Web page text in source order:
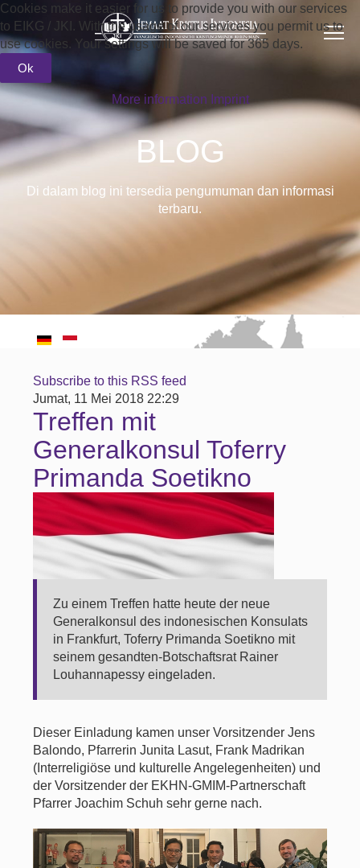
BLOG
Di dalam blog ini tersedia pengumuman dan informasi
terbaru.
Subscribe to this RSS feed
Jumat, 11 Mei 2018 22:29
Treffen mit
Generalkonsul Toferry
Primanda Soetikno
Zu einem Treffen hatte heute der neue
Generalkonsul des indonesischen Konsulats
in Frankfurt, Toferry Primanda Soetikno mit
seinem gesandten-Botschaftsrat Rainer
Louhannapessy eingeladen.
Dieser Einladung kamen unser Vorsitzender Jens
Balondo, Pfarrerin Junita Lasut, Frank Madrikan
(Interreligiöse und kulturelle Angelegenheiten) und
der Vorsitzender der EKHN-GMIM-Partnerschaft
Pfarrer Joachim Schuh sehr gerne nach.
Cookies make it easier for us to provide you with our services
to EIKG / JKI. With the usage of our services you permit us to
use cookies. Your settings will be saved for 365 days.
Ok
More information Imprint